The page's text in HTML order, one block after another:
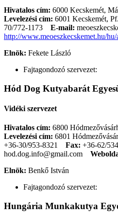
Hivatalos cím: 6000 Kecskemét,
Levelezési cím: 6001 Kecskemét,
70/772-1173
E-mail:
http://www.meoeszkecskemet.hu/
Elnök: Fekete László
Fajtagondozó szervezet:
Hód Dog Kutyabarát
Vidéki szervezet
Hivatalos cím: 6800
Levelezési cím: 6801
+36-30/953-8321
Fax: +36-62/
hod.dog.info@gmail.com
Elnök: Benkő István
Fajtagondozó szervezet:
Hungária Munkakutya